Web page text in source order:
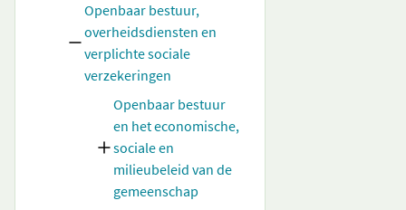
Openbaar bestuur,
overheidsdiensten en
verplichte sociale
verzekeringen
Openbaar bestuur
en het economische,
sociale en
milieubeleid van de
gemeenschap